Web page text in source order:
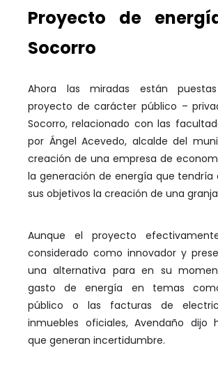
Proyecto de
Socorro
Ahora las miradas están
proyecto de carácter público –
Socorro, relacionado con las
por Ángel Acevedo, alcalde del
creación de una empresa de
la generación de energía que tendría
sus objetivos la creación de una
Aunque el proyecto
considerado como innovador y
una alternativa para en su
gasto de energía en temas
público o las facturas de
inmuebles oficiales, Avendaño dijo
que generan incertidumbre.